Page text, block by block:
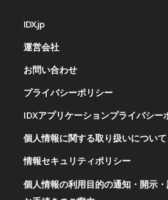
IDX.jp
運営会社
お問い合わせ
プライバシーポリシー
IDXアプリケーションプライバシー
個人情報に関する取り扱いについて
情報セキュリティポリシー
個人情報の利用目的の通知・開示